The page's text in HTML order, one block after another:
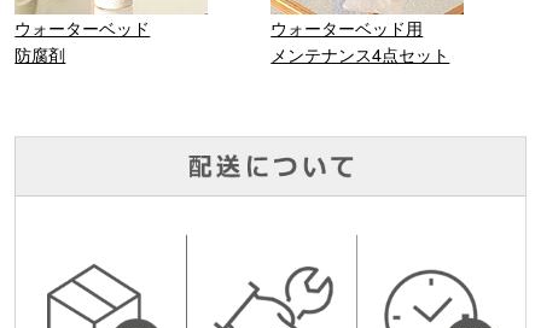
ウォーターベッド
防腐剤
ウォーターベッド用
メンテナンス4点セット